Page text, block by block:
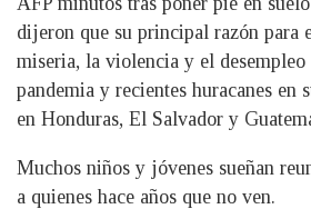
dijeron que su principal razón para
miseria, la violencia y el desempleo
pandemia y recientes huracanes en
en Honduras, El Salvador y
Muchos niños y jóvenes sueñan
a quienes hace años que no ven.